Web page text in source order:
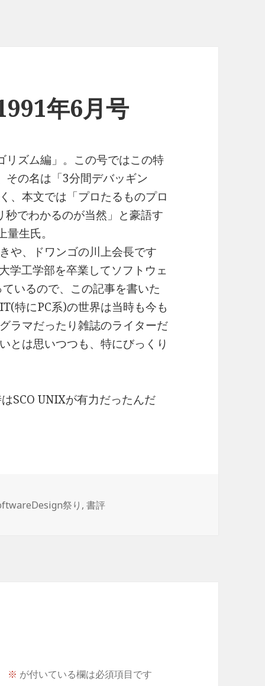
年6月号
ズム編」。この号ではこの特
その名は「3分間デバッギン
、本文では「プロたるものプロ
でわかるのが当然」と豪語す
生氏。
や、ドワンゴの川上会長です
学工学部を卒業してソフトウェ
いるので、この記事を書いた
特にPC系)の世界は当時も今も
ラマだったり雑誌のライターだ
とは思いつつも、特にびっくり
SCO UNIXが有力だったんだ
祭り ,書評
※ が付いている欄は必須項目です